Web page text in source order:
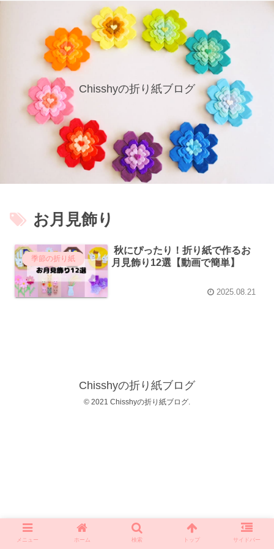
Chisshyの折り紙ブログ
お月見飾り
季節の折り紙
秋にぴったり！折り紙で作るお
月見飾り12選【動画で簡単】
2025.08.21
Chisshyの折り紙ブログ
© 2021 Chisshyの折り紙ブログ.
メニュー ホーム 検索 トップ サイドバー